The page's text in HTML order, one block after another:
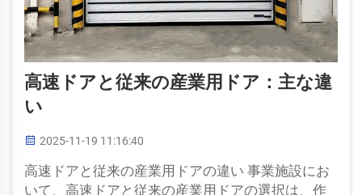
高速ドアと従来の産業用ドア：主な違
い
2025-11-19 11:16:40
高速ドアと従来の産業用ドアの違い 事業施設にお
いて、高速ドアと従来の産業用ドアの選択は、作